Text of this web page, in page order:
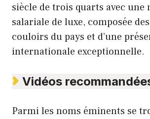
siècle de trois quarts avec une
salariale de luxe, composée
couloirs du pays et d’une
internationale exceptionnelle.
Vidéos
Parmi les noms éminents se